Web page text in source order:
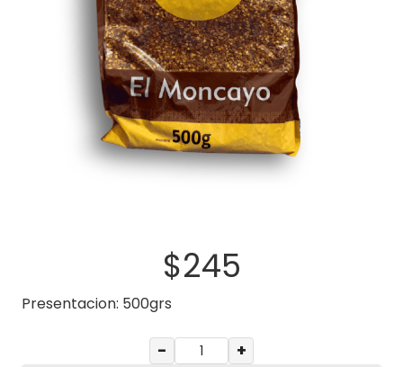
$245
Presentacion: 500grs
− +